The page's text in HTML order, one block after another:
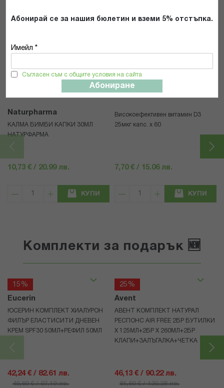
Абонирай се за нашия бюлетин и вземи 5% отстъпка.
Имейл *
Съгласен съм с общите условия на сайта
Абониране
Naturpharma
КАЛМА БИМБИ КАПКИ 30МЛ
НАТУРФАРМА
10,73 € / 20.99 лв.
КУПИ
Високоефективен витамин D3
25мкг капс. x 60
7,70 € / 15.06 лв.
КУПИ
Комплекти за подарък 🆕
15%
Eucerin
ЮСЕРИН КОМПЛЕКТ ХИАЛУРОН
ФИЛЪР ЕЛАСТИСИТИ ДНЕВЕН
КРЕМ SPF30 50МЛ+РЕФИЛ 50МЛ
42,24 € / 82.61 лв.
49,69 € / 97.19 лв.
25%
Avent
АВЕНТ КОМПЛЕКТ НАТУРАЛ
РЕСПОНС AIR FREE 2БР БУТИЛКИ
Х 125МЛ+2БР Х 260МЛ+2БР
КЛАПИ+ЗАЛЪГАЛКА+ЧЕТКА
46,13 € / 90.22 лв.
61,50 € / 120.28 лв.